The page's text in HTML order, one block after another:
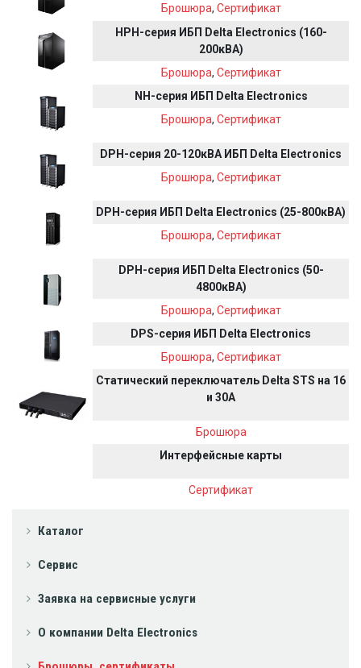
Каталог
Сервис
Заявка на сервисные услуги
О компании Delta Electronics
Брошюра, Сертификат
HPH-серия ИБП Delta Electronics (160-
200кВА)
Брошюра, Сертификат
NH-серия ИБП Delta Electronics
Брошюра, Сертификат
DPH-серия 20-120кВА ИБП Delta Electronics
Брошюра, Сертификат
DPH-серия ИБП Delta Electronics (25-800кВА)
Брошюра, Сертификат
DPH-серия ИБП Delta Electronics (50-
4800кВА)
Брошюра, Сертификат
DPS-серия ИБП Delta Electronics
Брошюра, Сертификат
Статический переключатель Delta STS на 16
и 30А
Брошюра
Интерфейсные карты
Сертификат